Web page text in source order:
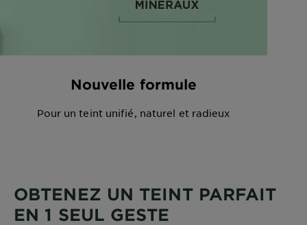
Nouvelle formule
Pour un teint unifié, naturel et radieux
OBTENEZ UN TEINT PARFAIT
EN 1 SEUL GESTE